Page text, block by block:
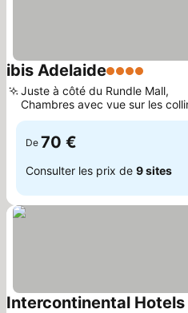
ibis Adelaide4 Étoiles
Juste à côté du Rundle Mall,
Chambres avec vue sur les
d'Adélaïde
De 70 €
Consulter les prix de 9 sites
Intercontinental